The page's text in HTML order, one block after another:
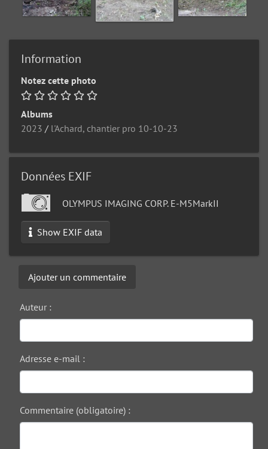
Information
Notez cette photo
Albums
2023 / l'Achard, chantier pro 10-10-23
Données EXIF
OLYMPUS IMAGING CORP. E-M5MarkII
Show EXIF data
Ajouter un commentaire
Auteur :
Adresse e-mail :
Commentaire (obligatoire) :